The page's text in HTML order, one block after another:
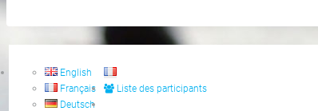
English
Français
Deutsch
Liste des participants